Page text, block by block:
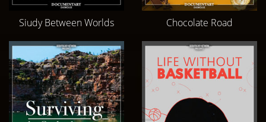
Siudy Between Worlds Chocolate Road